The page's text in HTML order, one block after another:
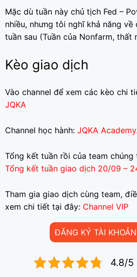
Mặc dù tuần này chủ tịch Fed –
nhiều, nhưng tôi nghĩ khả năng về
tuần sau (Tuần của Nonfarm, thất
Kèo giao dịch
Vào channel để xem các kèo chi
JQKA
Channel học hành: JQKA Academy.
Tổng kết tuần rồi của team
Tổng kết tuần giao dịch 20/09 –
Tham gia giao dịch cùng team,
xem chi tiết tại đây: Channel VIP
ĐĂNG KÝ TÀI
4.8/5